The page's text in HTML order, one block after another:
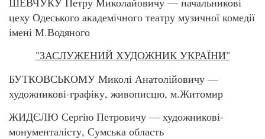
цеху Одеського академічного театру музичної комедії
імені М.Водяного
"ЗАСЛУЖЕНИЙ ХУДОЖНИК УКРАЇНИ"
БУТКОВСЬКОМУ Миколі Анатолійовичу —
художникові-графіку, живописцю, м.Житомир
ЖИДЄЛЮ Сергію Петровичу — художникові-
монументалісту, Сумська область